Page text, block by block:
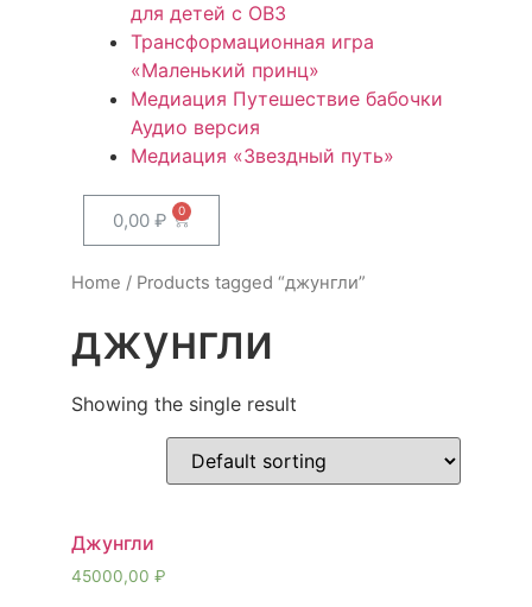
для детей с ОВЗ
Трансформационная игра
«Маленький принц»
Медиация Путешествие бабочки
Аудио версия
Медиация «Звездный путь»
0,00 ₽
Home / Products tagged “джунгли”
джунгли
Showing the single result
Джунгли
45000,00 ₽